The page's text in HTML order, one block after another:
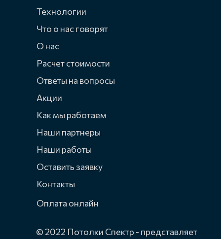
Акции
Что о нас говорят
Ответы на вопросы
О нас
Как мы работаем
Расчет стоимости
Наши партнеры
Наши работы
Технологии
© 2022 Потолки Спектр - представляет
Оставить заявку
Контакты
Оплата онлайн